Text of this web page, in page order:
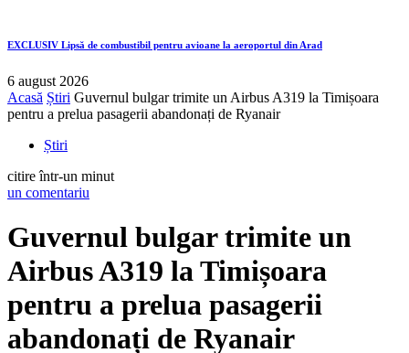
EXCLUSIV Lipsă de combustibil pentru avioane la aeroportul din Arad
6 august 2026
Acasă Știri Guvernul bulgar trimite un Airbus A319 la Timișoara
pentru a prelua pasagerii abandonați de Ryanair
Știri
citire într-un minut
un comentariu
Guvernul bulgar trimite un
Airbus A319 la Timișoara
pentru a prelua pasagerii
abandonați de Ryanair